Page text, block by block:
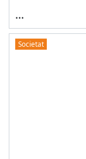
...
Societat